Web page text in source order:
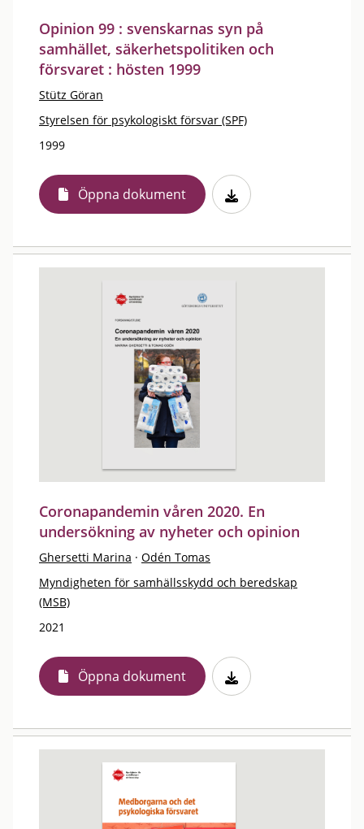
Opinion 99 : svenskarnas syn på
samhället, säkerhetspolitiken och
försvaret : hösten 1999
Stütz Göran
Styrelsen för psykologiskt försvar (SPF)
1999
Öppna dokument
Coronapandemin våren 2020. En
undersökning av nyheter och opinion
Ghersetti Marina · Odén Tomas
Myndigheten för samhällsskydd och beredskap
(MSB)
2021
Öppna dokument